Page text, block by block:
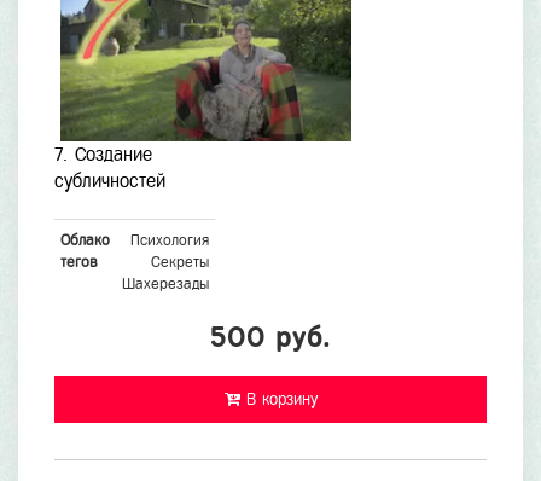
7. Создание
субличностей
Облако
тегов
Психология
Секреты
Шахерезады
500 руб.
В корзину